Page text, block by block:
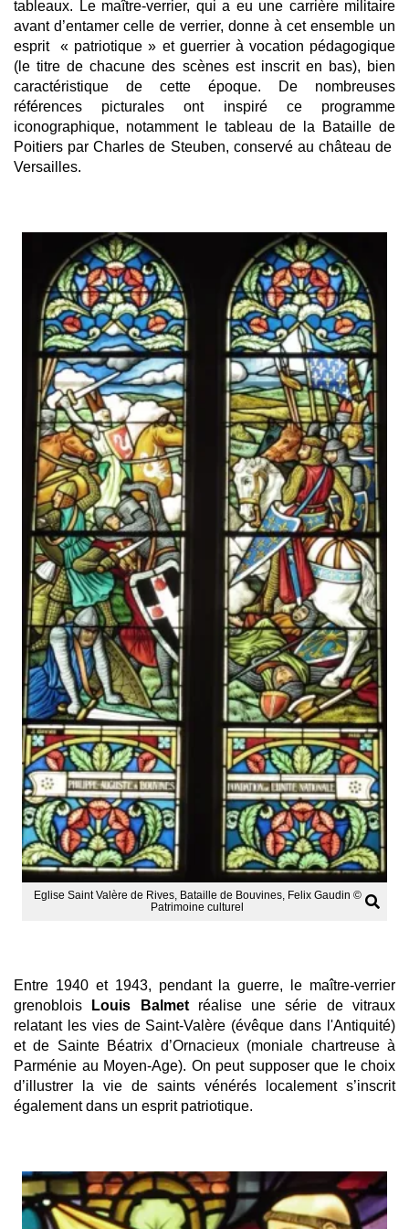
tableaux. Le maître-verrier, qui a eu une carrière militaire
avant d’entamer celle de verrier, donne à cet ensemble un
esprit « patriotique » et guerrier à vocation pédagogique
(le titre de chacune des scènes est inscrit en bas), bien
caractéristique de cette époque.
De nombreuses
références picturales ont inspiré ce programme
iconographique, notamment le tableau de la Bataille de
Poitiers parCharles de Steuben, conservé au château de
Versailles.
l'image
grand
Eglise Saint Valère de Rives, Bataille de Bouvines, Felix Gaudin ©
Patrimoine culturel
Entre 1940 et 1943, pendant la guerre, le maître-verrier
grenoblois
Louis Balmetréalise une série de vitraux
relatant les vies de Saint-Valère (évêque dans l'Antiquité)
et de Sainte Béatrix d’Ornacieux (moniale chartreuse à
Parménie au Moyen-Age). On peut supposer que le choix
d’illustrer la vie de saints vénérés localement s’inscrit
également dans un esprit patriotique.
Afficher
l'image
en